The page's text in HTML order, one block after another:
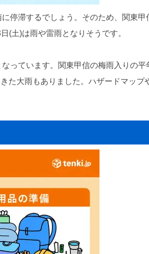
停滞するでしょう。そのため、関東
(土)は雨や雷雨となりそうです。
っています。関東甲信の梅雨入りの
た大雨もありました。ハザードマップ